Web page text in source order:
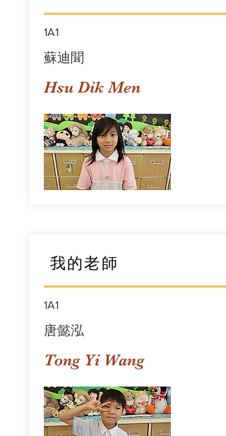
1A1
蘇迪聞
Hsu Dik Men
我的老師
1A1
唐懿泓
Tong Yi Wang